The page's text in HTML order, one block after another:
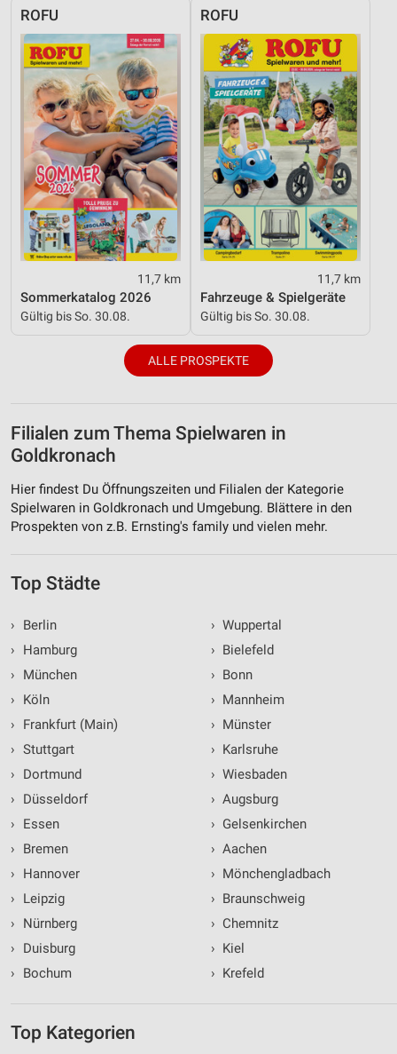
ROFU
11,7 km
Sommerkatalog 2026
Gültig bis So. 30.08.
ROFU
11,7 km
Fahrzeuge & Spielgeräte
Gültig bis So. 30.08.
ALLE PROSPEKTE
Filialen zum Thema Spielwaren in
Goldkronach
Hier findest Du Öffnungszeiten und Filialen der Kategorie
Spielwaren in Goldkronach und Umgebung. Blättere in den
Prospekten von z.B. Ernsting's family und vielen mehr.
Top Städte
›
Berlin
›
Hamburg
›
München
›
Köln
›
Frankfurt (Main)
› Stuttgart
›
Dortmund
›
Düsseldorf
›
Essen
›
Bremen
›
Hannover
›
Leipzig
›
Nürnberg
›
Duisburg
›
Bochum
› Wuppertal
› Bielefeld
› Bonn
› Mannheim
› Münster
› Karlsruhe
› Wiesbaden
› Augsburg
› Gelsenkirchen
› Aachen
› Mönchengladbach
› Braunschweig
› Chemnitz
› Kiel
› Krefeld
Top Kategorien